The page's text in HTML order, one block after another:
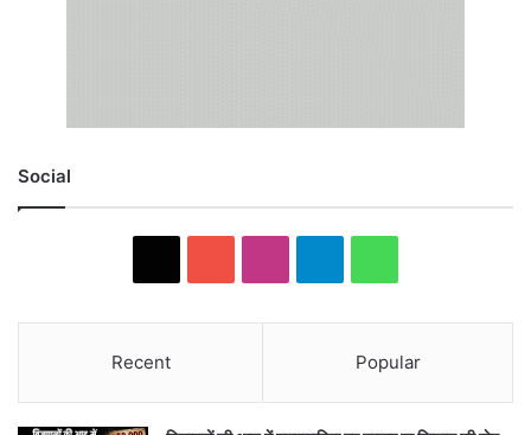
Social
Recent Popular